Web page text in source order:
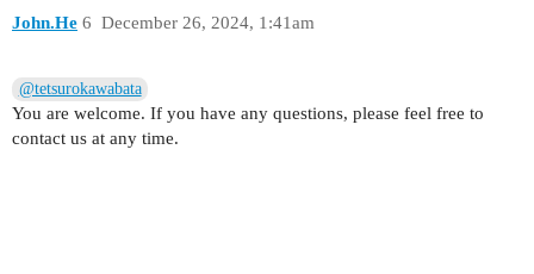
John.He December 26, 2024, 1:41am
6
@tetsurokawabata
You are welcome. If you have any questions, please feel free to
contact us at any time.